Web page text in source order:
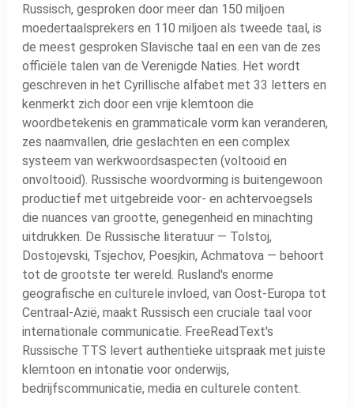
Russisch, gesproken door meer dan 150 miljoen
moedertaalsprekers en 110 miljoen als tweede taal, is
de meest gesproken Slavische taal en een van de zes
officiële talen van de Verenigde Naties. Het wordt
geschreven in het Cyrillische alfabet met 33 letters en
kenmerkt zich door een vrije klemtoon die
woordbetekenis en grammaticale vorm kan veranderen,
zes naamvallen, drie geslachten en een complex
systeem van werkwoordsaspecten (voltooid en
onvoltooid). Russische woordvorming is buitengewoon
productief met uitgebreide voor- en achtervoegsels
die nuances van grootte, genegenheid en minachting
uitdrukken. De Russische literatuur — Tolstoj,
Dostojevski, Tsjechov, Poesjkin, Achmatova — behoort
tot de grootste ter wereld. Rusland's enorme
geografische en culturele invloed, van Oost-Europa tot
Centraal-Azië, maakt Russisch een cruciale taal voor
internationale communicatie. FreeReadText's
Russische TTS levert authentieke uitspraak met juiste
klemtoon en intonatie voor onderwijs,
bedrijfscommunicatie, media en culturele content.